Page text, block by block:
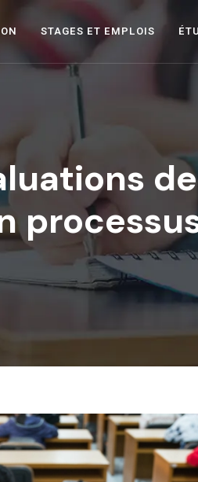
STAGES ET EMPLOIS